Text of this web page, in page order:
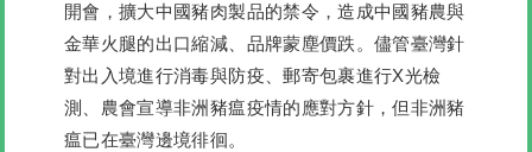
開會，擴大中國豬肉製品的禁令，造成中國豬農與
金華火腿的出口縮減、品牌蒙塵價跌。儘管臺灣針
對出入境進行消毒與防疫、郵寄包裹進行X光檢
測、農會宣導非洲豬瘟疫情的應對方針，但非洲豬
瘟已在臺灣邊境徘徊。